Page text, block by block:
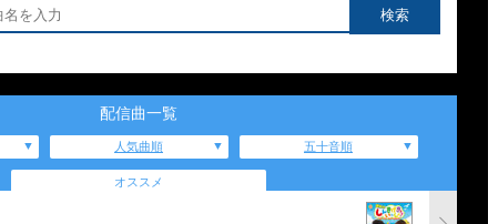
配信曲一覧
人気曲順 五十音順
オススメ